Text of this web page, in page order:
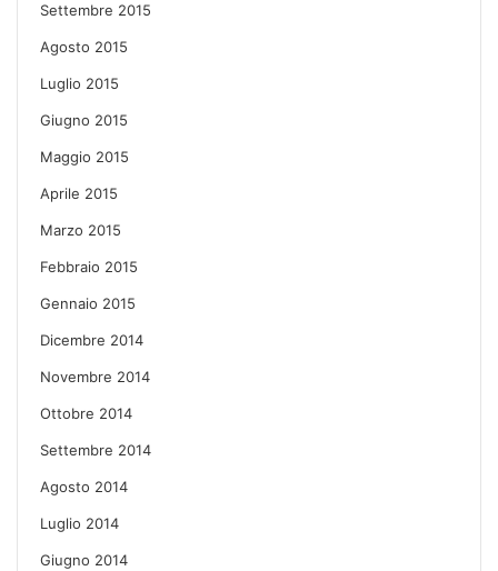
Settembre 2015
Agosto 2015
Luglio 2015
Giugno 2015
Maggio 2015
Aprile 2015
Marzo 2015
Febbraio 2015
Gennaio 2015
Dicembre 2014
Novembre 2014
Ottobre 2014
Settembre 2014
Agosto 2014
Luglio 2014
Giugno 2014